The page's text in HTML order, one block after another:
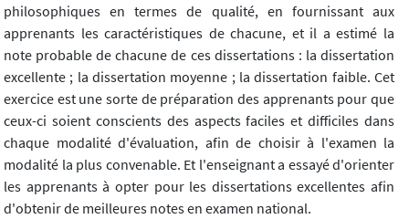
philosophiques en termes de qualité, en fournissant aux
apprenants les caractéristiques de chacune, et il a estimé la
note probable de chacune de ces dissertations : la dissertation
excellente ; la dissertation moyenne ; la dissertation faible. Cet
exercice est une sorte de préparation des apprenants pour que
ceux-ci soient conscients des aspects faciles et difficiles dans
chaque modalité d'évaluation, afin de choisir à l'examen la
modalité la plus convenable. Et l'enseignant a essayé d'orienter
les apprenants à opter pour les dissertations excellentes afin
d'obtenir de meilleures notes en examen national.